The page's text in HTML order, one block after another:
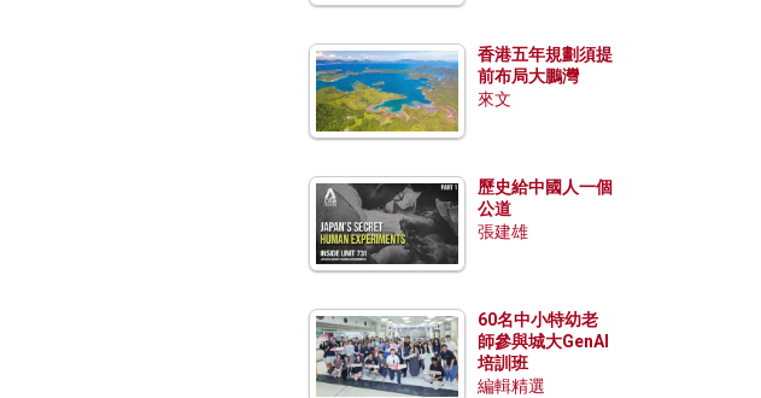
香港五年規劃須提
前布局大鵬灣
來文
歷史給中國人一個
公道
張建雄
60名中小特幼老
師參與城大GenAI
培訓班
編輯精選